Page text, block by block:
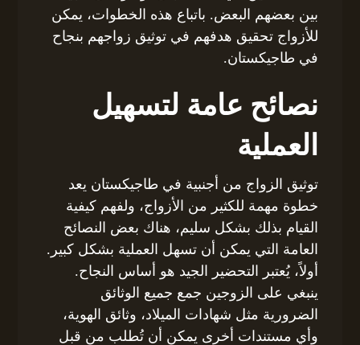
بين بعضهم البعض. باتباع هذه الخطوات، يمكن
للأزواج تحقيق هدفهم في توثيق زواجهم بنجاح
في طاجيكستان.
نصائح عامة لتسهيل
العملية
توثيق الزواج من أجنبية في طاجيكستان يعد
خطوة مهمة للكثير من الأزواج، ولفهم كيفية
القيام بذلك بشكل سليم، هناك بعض النصائح
العامة التي يمكن أن تسهل العملية بشكل كبير.
أولاً، يُعتبر التحضير الجيد هو أساس النجاح.
ينبغي على الزوجين جمع جميع الوثائق
الضرورية مثل شهادات الميلاد، وثائق الهوية،
وأي مستندات أخرى يمكن أن تُطلب من قبل